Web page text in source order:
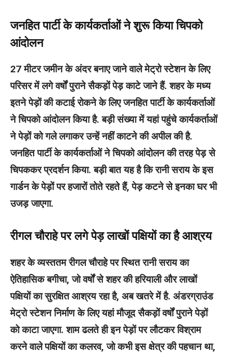
जनहित पार्टी के कार्यकर्ताओं ने शुरू किया चिपको
आंदोलन
27 मीटर जमीन के अंदर बनाए जाने वाले मेट्रो स्टेशन के लिए
परिसर में लगे वर्षों पुराने सैकड़ों पेड़ काटे जाने हैं. शहर के मध्य
इतने पेड़ों की कटाई रोकने के लिए जनहित पार्टी के कार्यकर्ताओं
ने चिपको आंदोलन किया है. बड़ी संख्या में यहां पहुंचे कार्यकर्ताओं
ने पेड़ों को गले लगाकर उन्हें नहीं काटने की अपील की है.
जनहित पार्टी के कार्यकर्ताओं ने चिपको आंदोलन की तरह पेड़ से
चिपककर प्रदर्शन किया. बड़ी बात यह है कि रानी सराय के इस
गार्डन के पेड़ों पर हजारों तोते रहते हैं, पेड़ कटने से इनका घर भी
उजड़ जाएगा.
रीगल चौराहे पर लगे पेड़ लाखों पक्षियों का है आश्रय
शहर के व्यस्ततम रीगल चौराहे पर स्थित रानी सराय का
ऐतिहासिक बगीचा, जो वर्षों से शहर की हरियाली और लाखों
पक्षियों का सुरक्षित आश्रय रहा है, अब खतरे में है. अंडरग्राउंड
मेट्रो स्टेशन निर्माण के लिए यहां मौजूद सैकड़ों वर्षों पुराने पेड़ों
को काटा जाएगा. शाम ढलते ही इन पेड़ों पर लौटकर विश्राम
करने वाले पक्षियों का कलरव, जो कभी इस क्षेत्र की पहचान था,